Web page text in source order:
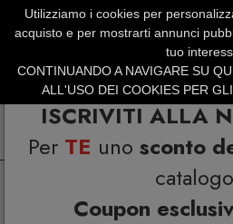
ISCRIVITI ALLA
Per TE uno sconto
Coupon
SERVIZIO CLIENTI
SUMMER SALES |
Utilizziamo i cookies per
acquisto e per mostrarti annunci
tuo
CONTINUANDO A NAVIGARE SU
ALL'USO DEI COOKIES PER